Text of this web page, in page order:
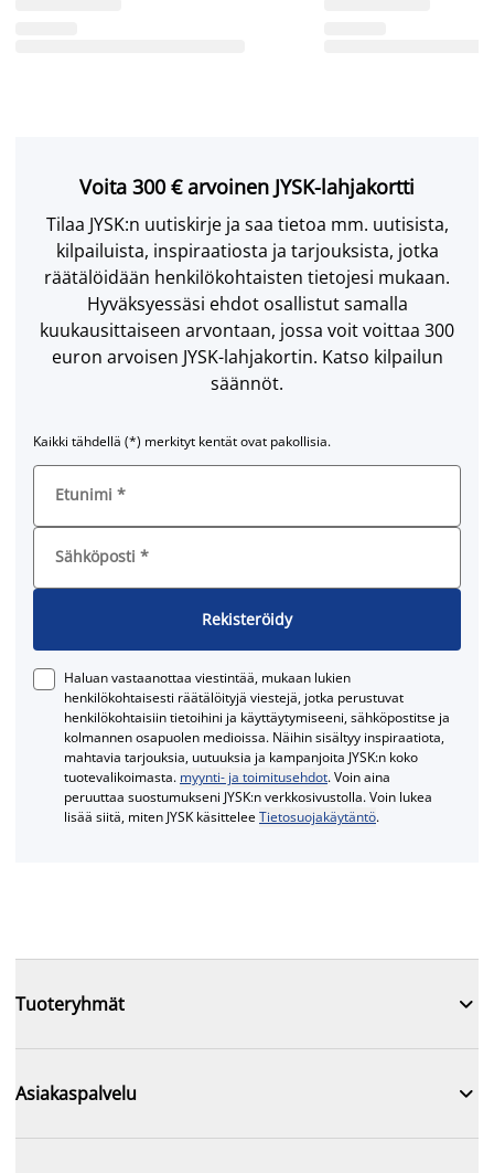
Voita 300 € arvoinen JYSK-lahjakortti
Tilaa JYSK:n uutiskirje ja saa tietoa mm. uutisista,
kilpailuista, inspiraatiosta ja tarjouksista, jotka
räätälöidään henkilökohtaisten tietojesi mukaan.
Hyväksyessäsi ehdot osallistut samalla
kuukausittaiseen arvontaan, jossa voit voittaa 300
euron arvoisen JYSK-lahjakortin. Katso kilpailun
säännöt.
Kaikki tähdellä (*) merkityt kentät ovat pakollisia.
Etunimi *
Sähköposti *
Rekisteröidy
Haluan vastaanottaa viestintää, mukaan lukien
henkilökohtaisesti räätälöityjä viestejä, jotka perustuvat
henkilökohtaisiin tietoihini ja käyttäytymiseeni, sähköpostitse ja
kolmannen osapuolen medioissa. Näihin sisältyy inspiraatiota,
mahtavia tarjouksia, uutuuksia ja kampanjoita JYSK:n koko
tuotevalikoimasta. myynti- ja toimitusehdot. Voin aina
peruuttaa suostumukseni JYSK:n verkkosivustolla. Voin lukea
lisää siitä, miten JYSK käsitteleeTietosuojakäytäntö.
Tuoteryhmät 
Asiakaspalvelu 